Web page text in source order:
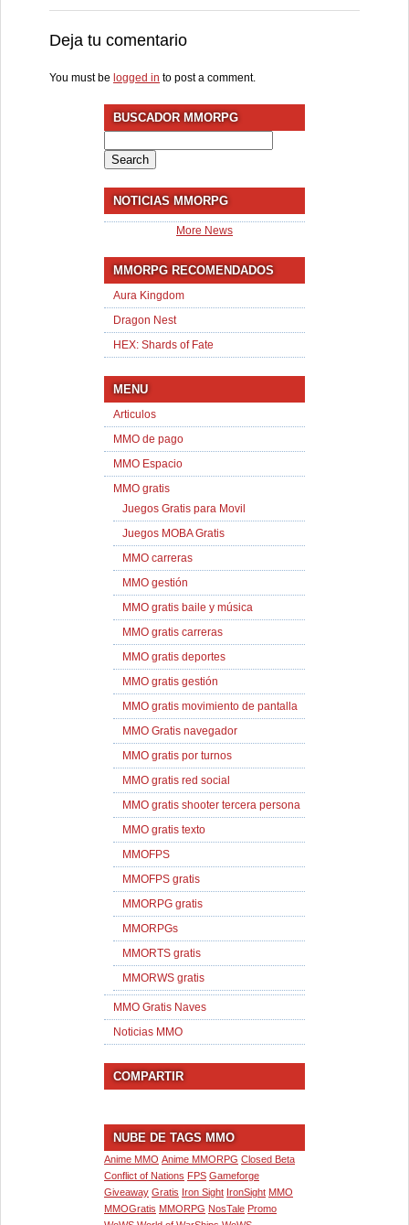
Deja tu comentario
You must be logged in to post a comment.
BUSCADOR MMORPG
for:
NOTICIAS MMORPG
More News
MMORPG RECOMENDADOS
Aura Kingdom
Dragon Nest
HEX: Shards of Fate
MENU
Articulos
MMO de pago
MMO Espacio
MMO gratis
Juegos Gratis para Movil
Juegos MOBA Gratis
MMO carreras
MMO gestión
MMO gratis baile y música
MMO gratis carreras
MMO gratis deportes
MMO gratis gestión
MMO gratis movimiento de pantalla
MMO Gratis navegador
MMO gratis por turnos
MMO gratis red social
MMO gratis shooter tercera persona
MMO gratis texto
MMOFPS
MMOFPS gratis
MMORPG gratis
MMORPGs
MMORTS gratis
MMORWS gratis
MMO Gratis Naves
Noticias MMO
COMPARTIR
NUBE DE TAGS MMO
Anime MMO Anime MMORPG Closed Beta
Conflict of Nations FPS Gameforge
Giveaway Gratis Iron Sight IronSight MMO
MMOGratis MMORPG NosTale Promo